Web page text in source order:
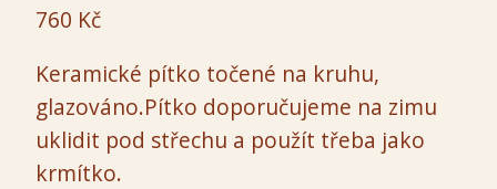
760 Kč
Keramické pítko točené na kruhu,
glazováno.Pítko doporučujeme na zimu
uklidit pod střechu a použít třeba jako
krmítko.